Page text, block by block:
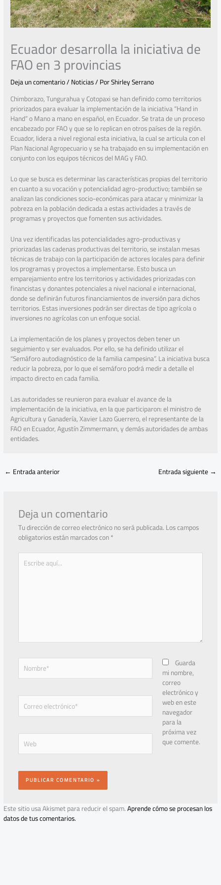
Ecuador desarrolla la iniciativa de
FAO en 3 provincias
Deja un comentario/Noticias/ PorShirley Serrano
Chimborazo, Tungurahua y Cotopaxi se han definido como territorios
priorizados para evaluar la implementación de la iniciativa “Hand in
Hand” o Mano a mano en español, en Ecuador. Se trata de un proceso
encabezado por FAO y que se lo replican en otros países de la región.
Ecuador, lidera a nivel regional esta iniciativa, la cual se articula con el
Plan Nacional Agropecuario y se ha trabajado en su implementación en
conjunto con los equipos técnicos del MAG y FAO.
Lo que se busca es determinar las características propias del territorio
en cuanto a su vocación y potencialidad agro-productivo; también se
analizan las condiciones socio-económicas para atacar y minimizar la
pobreza en la población dedicada a estas actividades a través de
programas y proyectos que fomenten sus actividades.
Una vez identificadas las potencialidades agro-productivas y
priorizadas las cadenas productivas del territorio, se instalan mesas
técnicas de trabajo con la participación de actores locales para definir
los programas y proyectos a implementarse. Esto busca un
emparejamiento entre los territorios y actividades priorizadas con
financistas y donantes potenciales a nivel nacional e internacional,
donde se definirán futuros financiamientos de inversión para dichos
territorios. Estas inversiones podrán ser directas de tipo agrícola o
inversiones no agrícolas con un enfoque social.
La implementación de los planes y proyectos deben tener un
seguimiento y ser evaluados. Por ello, se ha definido utilizar el
“Semáforo autodiagnóstico de la familia campesina”. La iniciativa busca
reducir la pobreza, por lo que el semáforo podrá medir a detalle el
impacto directo en cada familia.
Las autoridades se reunieron para evaluar el avance de la
implementación de la iniciativa, en la que participaron: el ministro de
Agricultura y Ganadería, Xavier Lazo Guerrero, el representante de la
FAO en Ecuador, Agustín Zimmermann, y demás autoridades de ambas
entidades.
← Entrada anterior Entrada siguiente→
Deja un comentario
Tu dirección de correo electrónico no será publicada.Los campos
obligatorios están marcados con*
Escribe
aquí...
Nombre*
Correo
electrónico*
Web
Guarda
mi nombre,
correo
electrónico y
web en este
navegador
para la
próxima vez
que comente.
Este sitio usa Akismet para reducir el spam.Aprende cómo se procesan los
datos de tus comentarios.